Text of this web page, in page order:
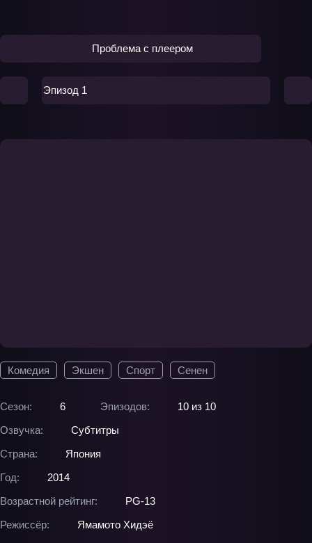
Комедия Экшен Спорт Сенен
Сезон: 6 Эпизодов:
10 из 10
Озвучка:
Субтитры
Страна:
Япония
Год:
2014
Возрастной рейтинг:
PG-13
Режиссёр:
Ямамото Хидэё
Проблема с плеером
Эпизод 1